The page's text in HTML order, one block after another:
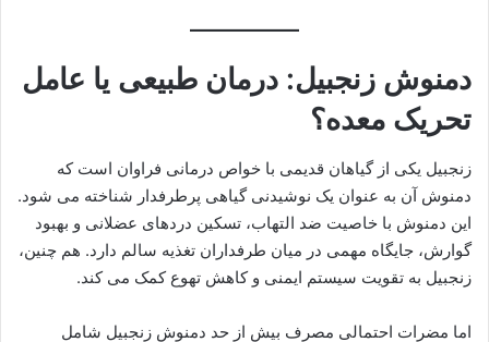
دمنوش زنجبیل: درمان طبیعی یا عامل
تحریک معده؟
زنجبیل یکی از گیاهان قدیمی با خواص درمانی فراوان است که
دمنوش آن به عنوان یک نوشیدنی گیاهی پرطرفدار شناخته می شود.
این دمنوش با خاصیت ضد التهاب، تسکین دردهای عضلانی و بهبود
گوارش، جایگاه مهمی در میان طرفداران تغذیه سالم دارد. هم چنین،
زنجبیل به تقویت سیستم ایمنی و کاهش تهوع کمک می کند.
اما مضرات احتمالی مصرف بیش از حد دمنوش زنجبیل شامل